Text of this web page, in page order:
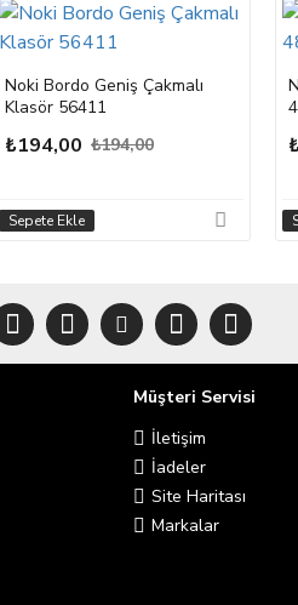
Noki Bordo Geniş Çakmalı
Klasör 56411
₺194,00 ₺194,00
Sepete Ekle
Müşteri Servisi
İletişim
İadeler
Site Haritası
Markalar